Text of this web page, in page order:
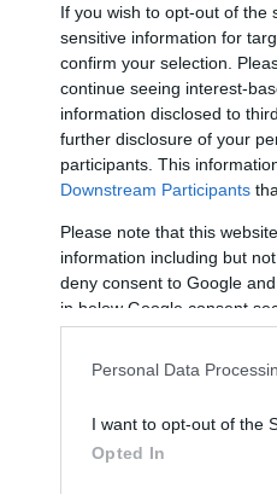
If you wish to opt-out of the
sensitive information for
confirm your selection.
continue seeing interest-
information disclosed to
further disclosure of your
participants. This
Downstream Participants
Please note that this
information including but
deny consent to Google
in below Google consent
Personal Data
I want to opt-out of the
Opted In